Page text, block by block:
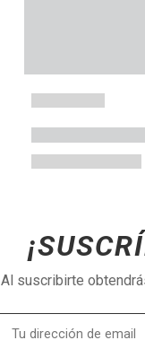
Al suscribirte